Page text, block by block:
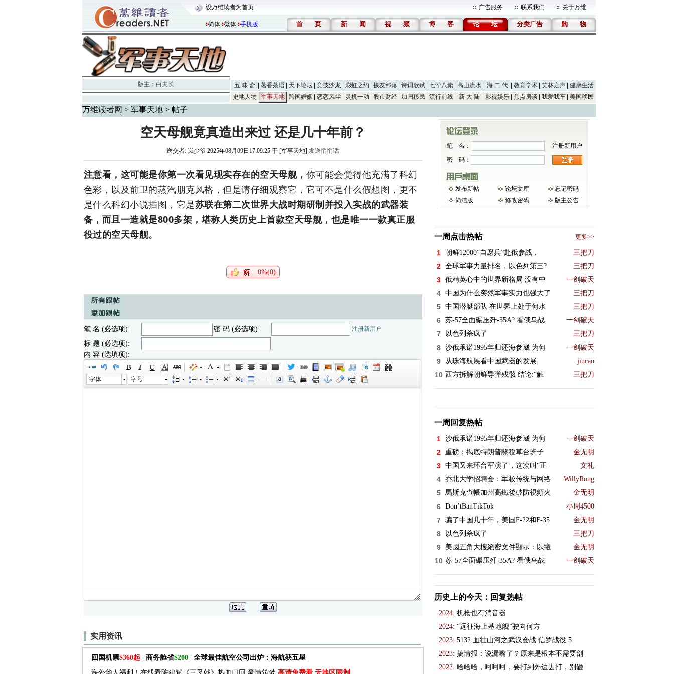
设万维读者为首页 广告服务 联系我们 关于万维
简体 繁体 手机版 首 页 新 闻 视 频 博 客 论 坛 分类广告 购 物
版主： 白夫长 五 味 斋 茗香茶语 天下论坛 竞技沙龙 彩虹之约 摄友部落 诗词歌赋 七荤八素 高山流水 海 二 代 教育学术 笑林之声
健康生活
史地人物
军事天地 跨国婚姻 恋恋风尘 灵机一动 股市财经 加国移民 流行前线 新 大 陆 影视娱乐 焦点房谈 我爱我车 美国移民
万维读者网 > 军事天地> 帖子
空天母舰竟真造出来过 还是几十年前？
送交者: 岚少爷 2025年08月09日17:09:25 于 [军事天地] 发送悄悄话
注意看，这可能是你第一次看见现实存在的空天母舰， 你可能会觉得他充满了科幻
色彩，以及前卫的蒸汽朋克风格，但是请仔细观察它，它可不是什么假想图，更不
是什么科幻小说插图，它是苏联在第二次世界大战时期研制并投入实战的武器装
备，而且一造就是800多架，堪称人类历史上首款空天母舰，也是唯一一款真正服
役过的空天母舰。
0%(0)
笔 名 (必选项): 密 码 (必选项): 注册新用户
标 题 (必选项):
内 容 (选填项):
字体 字号
实用资讯
回国机票$360起 | 商务舱省$200| 全球最佳航空公司出炉：海航获五星
笔 名：
注册新用户
密 码：
发布新帖 论坛文库
忘记密码
简洁版
修改密码 版主公告
一周点击热帖 更多>>
1 朝鲜12000“自愿兵”赴俄参战， 三把刀
2 全球军事力量排名，以色列第三? 三把刀
3 俄精英心中的世界新格局 没有中 一剑破天
4 中国为什么突然军事实力也强大了 三把刀
5 中国潜艇部队 在世界上处于何水 三把刀
6 苏-57全面碾压歼-35A? 看俄乌战 一剑破天
7 以色列杀疯了 三把刀
8 沙俄承诺1995年归还海参崴 为何 一剑破天
9 从珠海航展看中国武器的发展 jincao
10 西方拆解朝鲜导弹残骸 结论:“触 三把刀
一周回复热帖
1 沙俄承诺1995年归还海参崴 为何 一剑破天
2 重磅：揭底特朗普關稅草台班子 金无明
3 中国又来环台军演了，这次叫“正 文礼
4 乔北大学招聘会：军校传统与网络 WillyRong
5 馬斯克查帳加州高鐵後破防視頻火 金无明
6 Don’tBanTikTok 小周4500
7 骗了中国几十年，美国F-22和F-35 金无明
8 以色列杀疯了 三把刀
9 美國五角大樓絕密文件顯示：以犧 金无明
10 苏-57全面碾压歼-35A? 看俄乌战 一剑破天
历史上的今天：回复热帖
2024: 机枪也有消音器
2024: “远征海上基地舰”驶向何方
2023: 5132 血壮山河之武汉会战 信罗战役 5
2023: 搞情报：说漏嘴了？原来是根本不需要剖
2022: 哈哈哈，呵呵呵，要打到外边去打，别砸